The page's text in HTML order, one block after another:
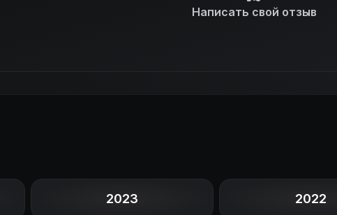
Написать свой отзыв
2023 2022